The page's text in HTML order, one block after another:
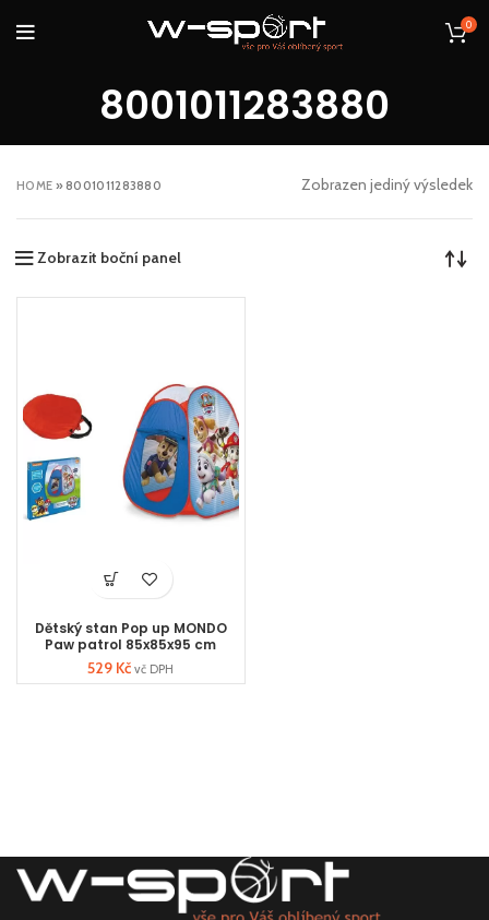
0
8001011283880
HOME »8001011283880 Zobrazen jediný výsledek
Zobrazit boční panel
Dětský stan Pop up MONDO
Paw patrol 85x85x95 cm
529 Kč vč DPH